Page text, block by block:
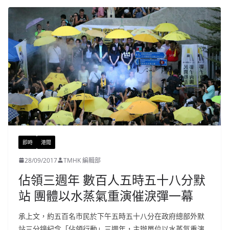
即時 港聞
28/09/2017 TMHK 編輯部
佔領三週年 數百人五時五十八分默
站 團體以水蒸氣重演催淚彈一幕
承上文，約五百名市民於下午五時五十八分在政府總部外默